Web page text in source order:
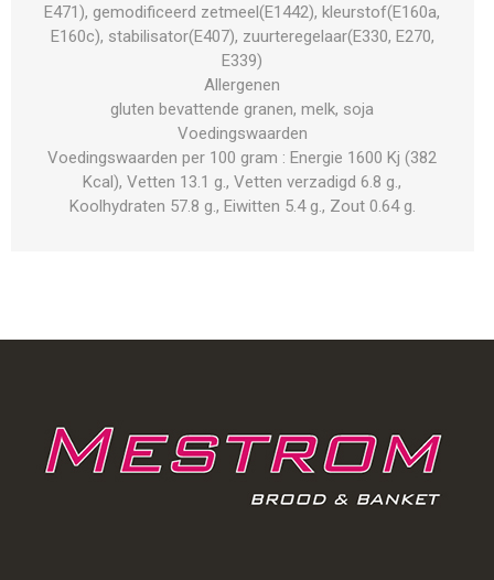
E471), gemodificeerd zetmeel(E1442), kleurstof(E160a,
E160c), stabilisator(E407), zuurteregelaar(E330, E270,
E339)
Allergenen
gluten bevattende granen, melk, soja
Voedingswaarden
Voedingswaarden per 100 gram : Energie 1600 Kj (382
Kcal), Vetten 13.1 g., Vetten verzadigd 6.8 g.,
Koolhydraten 57.8 g., Eiwitten 5.4 g., Zout 0.64 g.